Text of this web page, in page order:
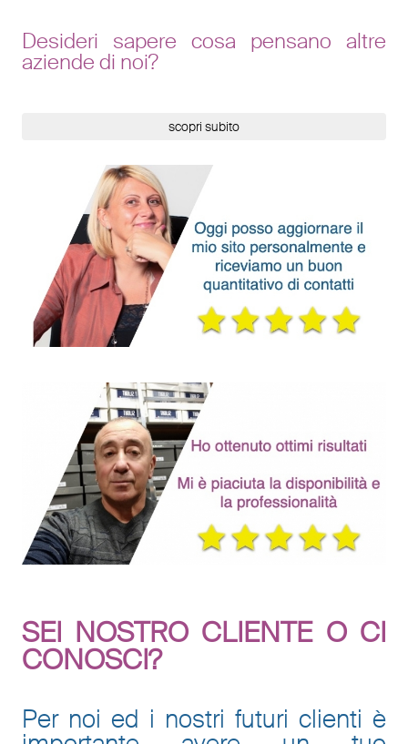
Desideri sapere cosa pensano altre
aziende di noi?
scopri subito
SEI NOSTRO CLIENTE O CI
CONOSCI?
Per noi ed i nostri futuri clienti è